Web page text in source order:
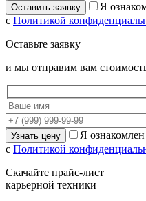
Я
с Политикой
Оставьте заявку
и мы отправим вам
Я ознакомлен
с Политикой
Скачайте прайс-лист
карьерной техники